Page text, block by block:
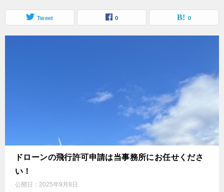
Tweet 0 0
ドローンの飛行許可申請は当事務所にお任せくださ
い！
公開日： 2025年9月8日